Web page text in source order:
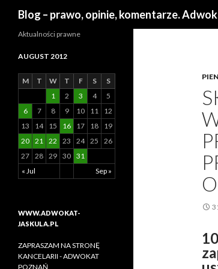
Blog – prawo, opinie, komentarze.
Aktualności prawne
AUGUST 2012
M T W T F S S
« Jul Sep »
1 2 3 4
5
6
7 8 9 10 11
12
13
14 15 16 17 18
19
20 21 22 23 24 25
26
27 28 29 30 31
WWW.ADWOKAT-
JASKULA.PL
ZAPRASZAM NA STRONĘ
KANCELARII - ADWOKAT
POZNAŃ